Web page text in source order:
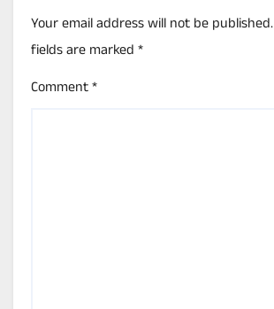
Your email address will not be published.
fields are marked*
Comment*